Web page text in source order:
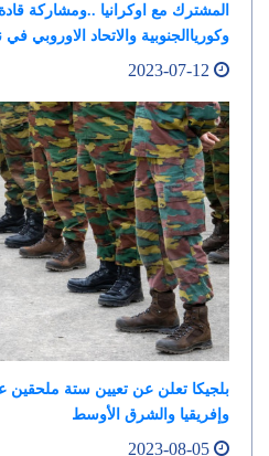
المشترك مع اوكرانيا ..ومشاركة قادة
وكورياالجنوبية والاتحاد الاوروبي في
بلجيكا تعلن عن تعيين ستة ملحقين
وإفريقيا والشرق الأوسط